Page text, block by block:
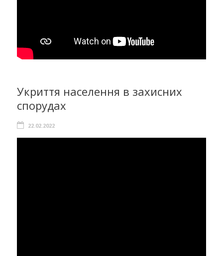
Укриття населення в захисних
спорудах
22.02.2022